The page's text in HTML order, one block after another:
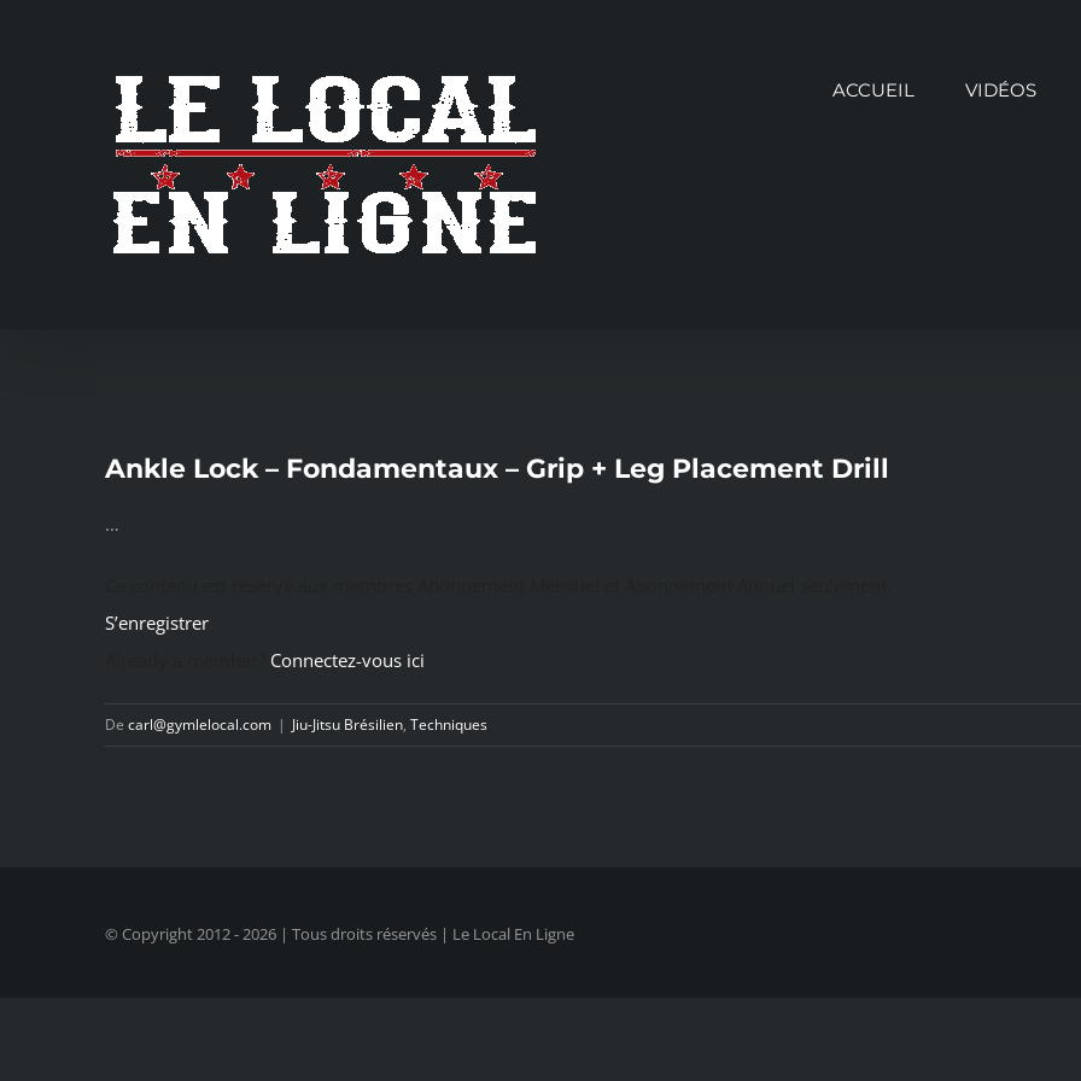
ACCUEIL VIDÉOS
Ankle Lock – Fondamentaux – Grip + Leg Placement Drill
…
S’enregistrer
Connectez-vous ici
De carl@gymlelocal.com | Jiu-Jitsu Brésilien, Techniques
© Copyright 2012 -2026 | Tous droits réservés | Le Local En Ligne